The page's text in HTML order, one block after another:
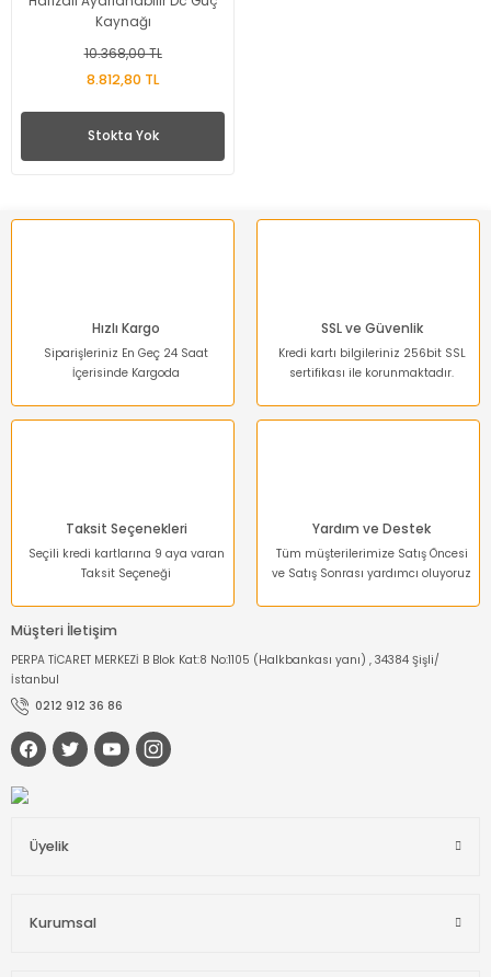
Kaynağı
10.368,00 TL
8.812,80 TL
Stokta Yok
Hızlı Kargo
Siparişleriniz En Geç 24 Saat
İçerisinde Kargoda
SSL ve Güvenlik
Kredi kartı bilgileriniz 256bit SSL
sertifikası ile korunmaktadır.
Taksit Seçenekleri
Seçili kredi kartlarına 9 aya varan
Taksit Seçeneği
Yardım ve Destek
Tüm müşterilerimize Satış Öncesi
ve Satış Sonrası yardımcı oluyoruz
Müşteri İletişim
PERPA TİCARET MERKEZİ B Blok Kat:8 No:1105 (Halkbankası yanı) , 34384 Şişli/
İstanbul
0212 912 36 86
Üyelik
Kurumsal